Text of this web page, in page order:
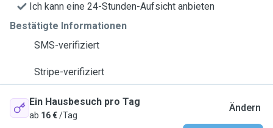
Ich kann eine 24-Stunden-Aufsicht anbieten
Bestätigte Informationen
SMS-verifiziert
Stripe-verifiziert
Ein Hausbesuch pro Tag
ab 16 €/Tag
Ändern